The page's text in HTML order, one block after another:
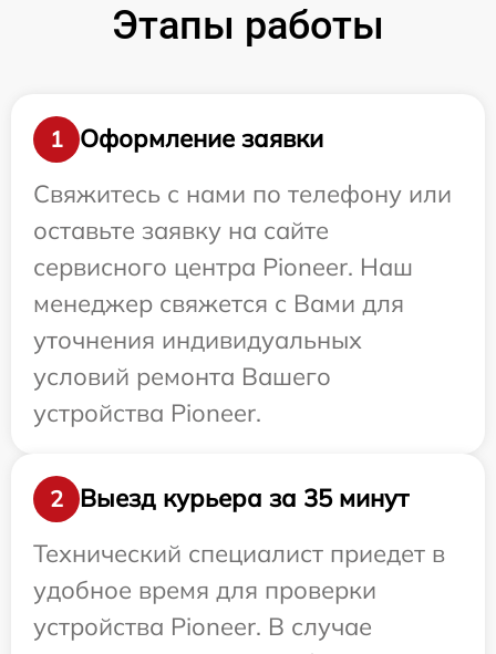
Этапы работы
1
Оформление заявки
Свяжитесь с нами по телефону или
оставьте заявку на сайте
сервисного центра Pioneer. Наш
менеджер свяжется с Вами для
уточнения индивидуальных
условий ремонта Вашего
устройства Pioneer.
2
Выезд курьера за 35 минут
Технический специалист приедет в
удобное время для проверки
устройства Pioneer. В случае